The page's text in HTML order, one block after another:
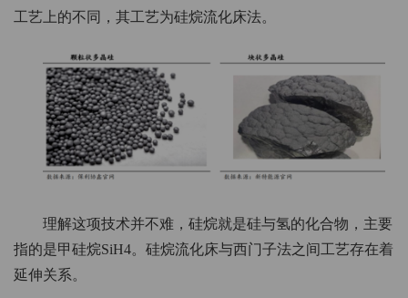
工艺上的不同，其工艺为硅烷流化床法。
理解这项技术并不难，硅烷就是硅与氢的化合物，主要
指的是甲硅烷SiH4。硅烷流化床与西门子法之间工艺存在着
延伸关系。